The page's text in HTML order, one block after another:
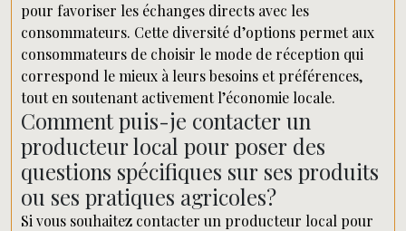
pour favoriser les échanges directs avec les
consommateurs. Cette diversité d’options permet aux
consommateurs de choisir le mode de réception qui
correspond le mieux à leurs besoins et préférences,
tout en soutenant activement l’économie locale.
Comment puis-je contacter un
producteur local pour poser des
questions spécifiques sur ses produits
ou ses pratiques agricoles?
Si vous souhaitez contacter un producteur local pour